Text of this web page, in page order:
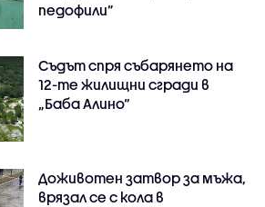
педофили”
Съдът спря събарянето на
12-те жилищни сгради в
„Баба Алино“
Доживотен затвор за мъжа,
врязал се с кола в